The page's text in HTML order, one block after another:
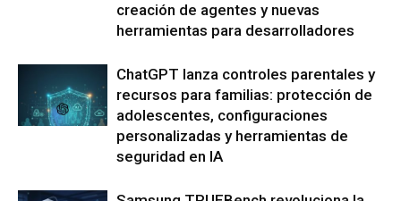
creación de agentes y nuevas
herramientas para desarrolladores
ChatGPT lanza controles parentales y
recursos para familias: protección de
adolescentes, configuraciones
personalizadas y herramientas de
seguridad en IA